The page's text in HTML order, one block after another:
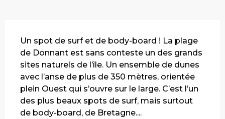
Un spot de surf et de body-board ! La plage
de Donnant est sans conteste un des grands
sites naturels de l’île. Un ensemble de dunes
avec l’anse de plus de 350 mètres, orientée
plein Ouest qui s’ouvre sur le large. C’est l’un
des plus beaux spots de surf, mais surtout
de body-board, de Bretagne....